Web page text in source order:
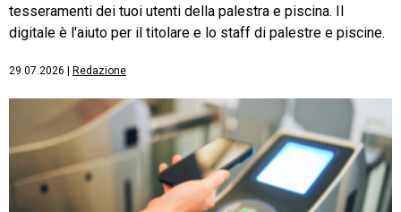
tesseramenti dei tuoi utenti della palestra e piscina. Il
digitale è l'aiuto per il titolare e lo staff di palestre e piscine.
29.07.2026 Redazione